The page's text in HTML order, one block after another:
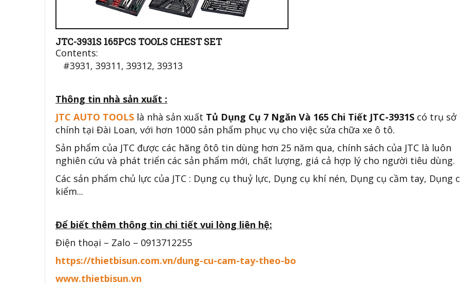
JTC-3931S 165PCS TOOLS CHEST SET
Contents:
#3931, 39311, 39312, 39313
Thông tin nhà sản xuất :
JTC AUTO TOOLS là nhà sản xuất Tủ Dụng Cụ 7 Ngăn Và 165 Chi Tiết JTC-3931S có trụ sở
chính tại Đài Loan, với hơn 1000 sản phẩm phục vụ cho việc sửa chữa xe ô tô.
Sản phẩm của JTC được các hãng ôtô tin dùng hơn 25 năm qua, chính sách của JTC là luôn
nghiên cứu và phát triển các sản phẩm mới, chất lượng, giá cả hợp lý cho người tiêu dùng.
Các sản phẩm chủ lực của JTC : Dụng cụ thuỷ lực, Dụng cụ khí nén, Dụng cụ cầm tay, Dụng
kiểm...
Để biết thêm thông tin chi tiết vui lòng liên hệ:
Điện thoại – Zalo – 0913712255
https://thietbisun.com.vn/dung-cu-cam-tay-theo-bo
www.thietbisun.vn